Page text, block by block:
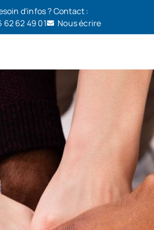
d'infos ? Contact :
62 62 49 01
Nous écrire